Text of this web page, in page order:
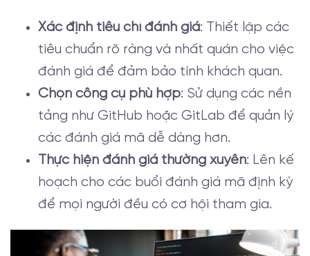
Xác định tiêu chí đánh giá: Thiết lập các
tiêu chuẩn rõ ràng và nhất quán cho việc
đánh giá để đảm bảo tính khách quan.
Chọn công cụ phù hợp: Sử dụng các nền
tảng như GitHub hoặc GitLab để quản lý
các đánh giá mã dễ dàng hơn.
Thực hiện đánh giá thường xuyên: Lên kế
hoạch cho các buổi đánh giá mã định kỳ
để mọi người đều có cơ hội tham gia.